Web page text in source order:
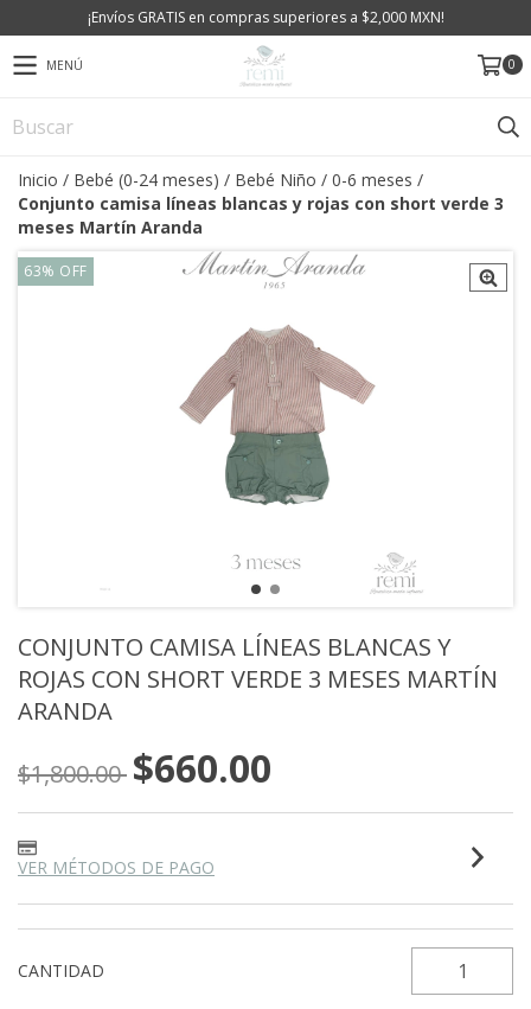
¡Envíos GRATIS en compras superiores a $2,000 MXN!
MENÚ 0
Inicio / Bebé (0-24 meses) / Bebé Niño / 0-6 meses /
Conjunto camisa líneas blancas y rojas con short verde 3
meses Martín Aranda
63% OFF
CONJUNTO CAMISA LÍNEAS BLANCAS Y
ROJAS CON SHORT VERDE 3 MESES MARTÍN
ARANDA
$1,800.00 $660.00
VER MÉTODOS DE PAGO
CANTIDAD